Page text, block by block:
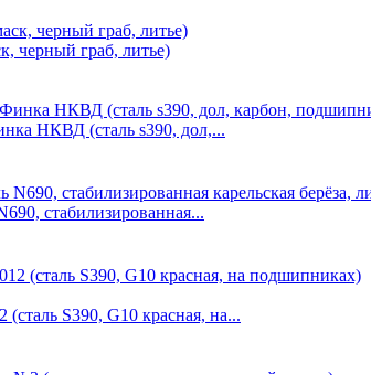
черный граб, литье)
НКВД (сталь s390, дол,...
стабилизированная...
S390, G10 красная, на...